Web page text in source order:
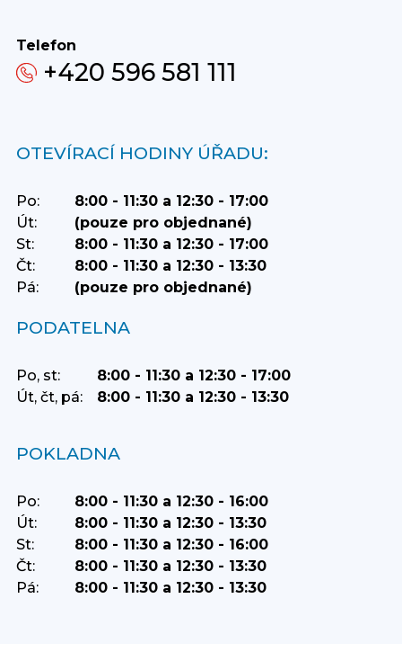
Telefon
+420 596 581 111
OTEVÍRACÍ HODINY ÚŘADU:
Po:
8:00 - 11:30 a 12:30 - 17:00
Út:
(pouze pro objednané)
St:
8:00 - 11:30 a 12:30 - 17:00
Čt:
8:00 - 11:30 a 12:30 - 13:30
Pá:
(pouze pro objednané)
PODATELNA
Po, st:
8:00 - 11:30 a 12:30 - 17:00
Út, čt, pá:
8:00 - 11:30 a 12:30 - 13:30
POKLADNA
Po:
8:00 - 11:30 a 12:30 - 16:00
Út:
8:00 - 11:30 a 12:30 - 13:30
St:
8:00 - 11:30 a 12:30 - 16:00
Čt:
8:00 - 11:30 a 12:30 - 13:30
Pá:
8:00 - 11:30 a 12:30 - 13:30